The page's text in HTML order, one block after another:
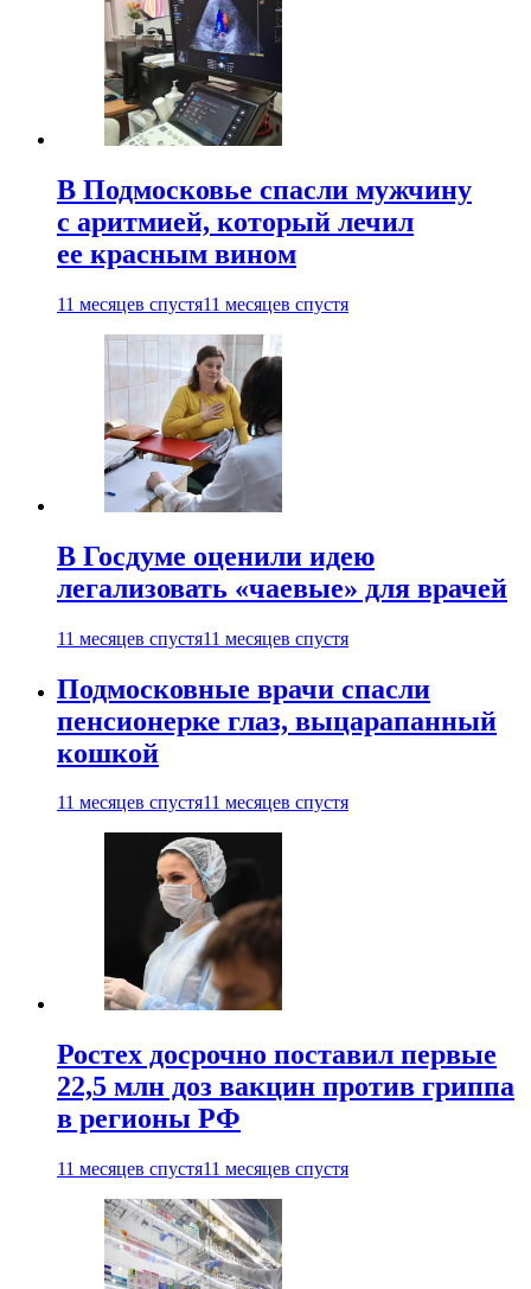
В Подмосковье спасли мужчину
с аритмией, который лечил
ее красным вином
11 месяцев спустя11 месяцев спустя
В Госдуме оценили идею
легализовать «чаевые» для врачей
11 месяцев спустя11 месяцев спустя
Подмосковные врачи спасли
пенсионерке глаз, выцарапанный
кошкой
11 месяцев спустя11 месяцев спустя
Ростех досрочно поставил первые
22,5 млн доз вакцин против гриппа
в регионы РФ
11 месяцев спустя11 месяцев спустя